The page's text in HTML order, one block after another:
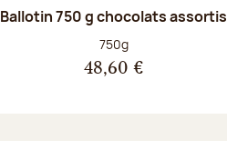
Ballotin 750 g chocolats assortis
Poids net :
750g
48,60 €